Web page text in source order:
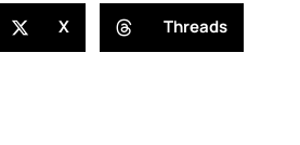
X Threads